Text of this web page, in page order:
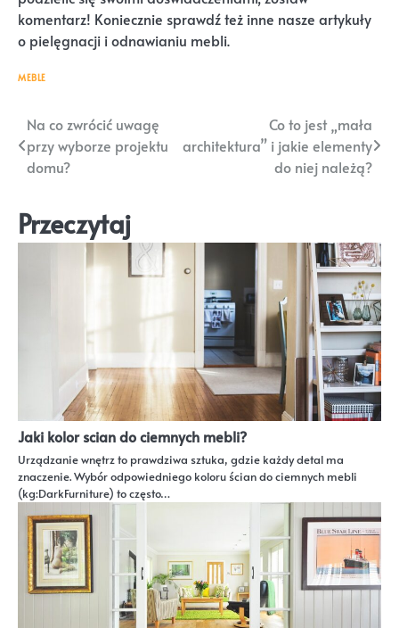
komentarz! Koniecznie sprawdź też inne nasze artykuły
o pielęgnacji i odnawianiu mebli.
MEBLE
Nawigacja
wpisu
Na co zwrócić uwagę
przy wyborze projektu
domu?
Co to jest „mała
architektura” i jakie elementy
do niej należą?
Przeczytaj
Jaki kolor scian do ciemnych mebli?
Urządzanie wnętrz to prawdziwa sztuka, gdzie każdy detal ma
znaczenie. Wybór odpowiedniego koloru ścian do ciemnych mebli
(kg:DarkFurniture) to często…